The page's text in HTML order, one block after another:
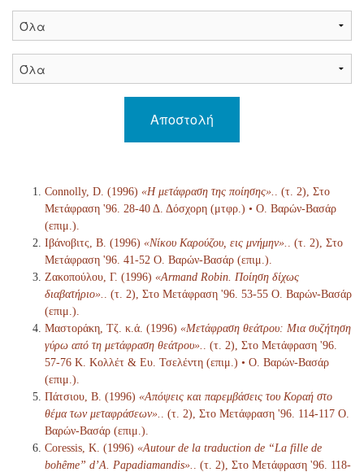
Τίτλοι
Επικοινωνία
Αποστολή
Connolly, D. (1996) «Η μετάφραση της ποίησης».
. (τ. 2), Στο
Μετάφραση '96. 28-40 Δ. Δόσχορη (μτφρ.) • Ο. Βαρών-Βασάρ
(επιμ.).
Ιβάνοβιτς, Β. (1996) «Νίκου Καρούζου, εις μνήμην».
. (τ. 2), Στο
Μετάφραση '96. 41-52 Ο. Βαρών-Βασάρ (επιμ.).
Ζακοπούλου, Γ. (1996) «Armand Robin. Ποίηση δίχως
διαβατήριο».
. (τ. 2), Στο Μετάφραση '96. 53-55 Ο. Βαρών-Βασάρ
(επιμ.).
Μαστοράκη, Τζ. κ.ά. (1996) «Μετάφραση θεάτρου: Μια συζήτηση
γύρω από τη μετάφραση θεάτρου».
. (τ. 2), Στο Μετάφραση '96.
57-76 Κ. Κολλέτ & Ευ. Τσελέντη (επιμ.) • Ο. Βαρών-Βασάρ
(επιμ.).
Πάτσιου, Β. (1996) «Απόψεις και παρεμβάσεις του Κοραή στο
θέμα των μεταφράσεων».
. (τ. 2), Στο Μετάφραση '96. 114-117 Ο.
Βαρών-Βασάρ (επιμ.).
Coressis, Κ. (1996) «Autour de la traduction de “La fille de
bohême” d’A. Papadiamandis».
. (τ. 2), Στο Μετάφραση '96. 118-